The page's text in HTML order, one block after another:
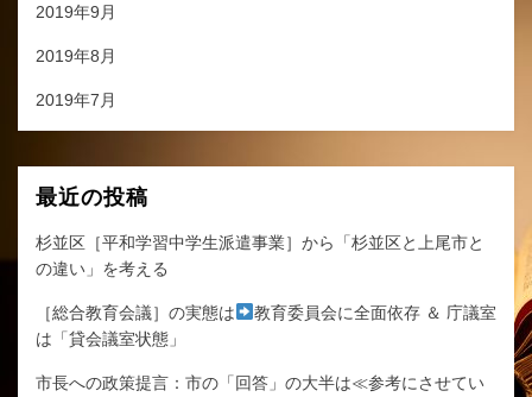
2019年9月
2019年8月
2019年7月
最近の投稿
杉並区［平和学習中学生派遣事業］から「杉並区と上尾市と
の違い」を考える
［総合教育会議］の実態は
教育委員会に全面依存 ＆ 庁議室
は「貸会議室状態」
市長への政策提言：市の「回答」の大半は≪参考にさせてい